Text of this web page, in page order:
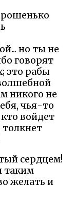
но ты не
говорят
это рабы
никого не
чья-то
войдет
толкнет
сердцем!
таким
желать и